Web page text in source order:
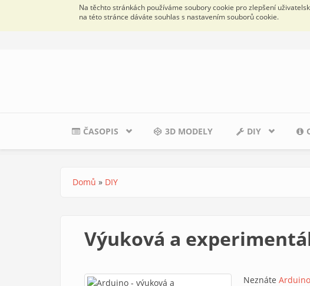
Na těchto stránkách používáme soubory cookie pro zlepšení
na této stránce dáváte souhlas s nastavením souborů cookie.
ČASOPIS 3D MODELY DIY
Jste zde
Domů » DIY
Výuková a
Neznáte Arduino